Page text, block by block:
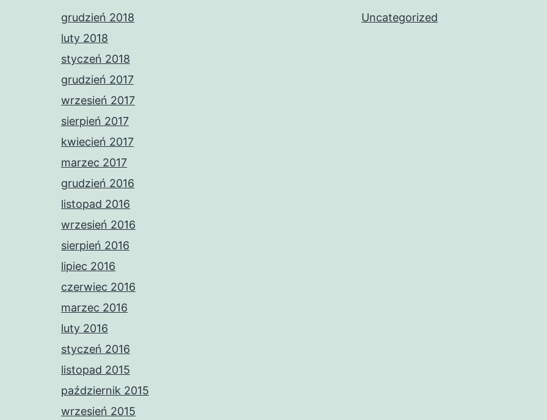
grudzień 2018
luty 2018
styczeń 2018
grudzień 2017
wrzesień 2017
sierpień 2017
kwiecień 2017
marzec 2017
grudzień 2016
listopad 2016
wrzesień 2016
sierpień 2016
lipiec 2016
czerwiec 2016
marzec 2016
luty 2016
styczeń 2016
listopad 2015
październik 2015
wrzesień 2015
Uncategorized